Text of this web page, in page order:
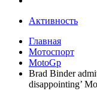
Активность
Главная
Мотоспорт
MotoGp
Brad Binder
disappointing’